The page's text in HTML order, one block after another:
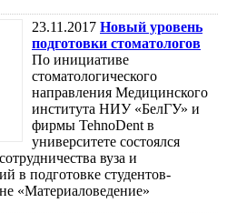
23.11.2017 Новый уровень
подготовки стоматологов
По инициативе
стоматологического
направления Медицинского
института НИУ «БелГУ» и
фирмы TehnoDent в
университете состоялся
вуза и
в подготовке студентов-
«Материаловедение»